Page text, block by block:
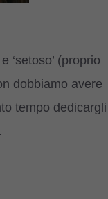
‘setoso’ (proprio
dobbiamo avere
tempo dedicargli